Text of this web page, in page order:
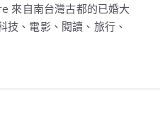
來自南台灣古都的已婚大
技、電影、閱讀、旅行、